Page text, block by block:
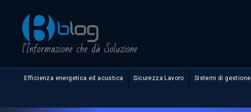
Efficienza energetica ed acustica Sicurezza Lavoro Sistemi di gestione